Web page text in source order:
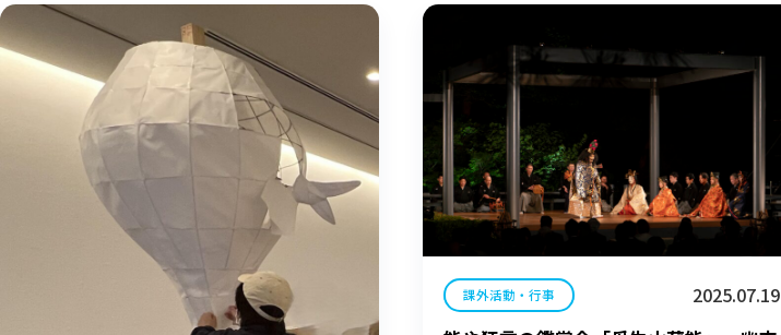
ポフェス)が開催されました！ 「いわゆる
体育祭のこと？」と思うか
課外活動・行事
2025.07.19